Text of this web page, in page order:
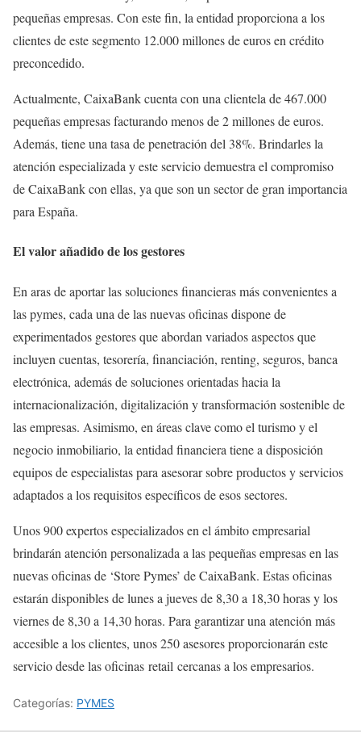
pequeñas empresas. Con este fin, la entidad proporciona a los
clientes de este segmento 12.000 millones de euros en crédito
preconcedido.
Actualmente, CaixaBank cuenta con una clientela de 467.000
pequeñas empresas facturando menos de 2 millones de euros.
Además, tiene una tasa de penetración del 38%. Brindarles la
atención especializada y este servicio demuestra el compromiso
de CaixaBank con ellas, ya que son un sector de gran importancia
para España.
El valor añadido de los gestores
En aras de aportar las soluciones financieras más convenientes a
las pymes, cada una de las nuevas oficinas dispone de
experimentados gestores que abordan variados aspectos que
incluyen cuentas, tesorería, financiación, renting, seguros, banca
electrónica, además de soluciones orientadas hacia la
internacionalización, digitalización y transformación sostenible de
las empresas. Asimismo, en áreas clave como el turismo y el
negocio inmobiliario, la entidad financiera tiene a disposición
equipos de especialistas para asesorar sobre productos y servicios
adaptados a los requisitos específicos de esos sectores.
Unos 900 expertos especializados en el ámbito empresarial
brindarán atención personalizada a las pequeñas empresas en las
nuevas oficinas de ‘Store Pymes’ de CaixaBank. Estas oficinas
estarán disponibles de lunes a jueves de 8,30 a 18,30 horas y los
viernes de 8,30 a 14,30 horas. Para garantizar una atención más
accesible a los clientes, unos 250 asesores proporcionarán este
servicio desde las oficinas retail cercanas a los empresarios.
Categorías: PYMES